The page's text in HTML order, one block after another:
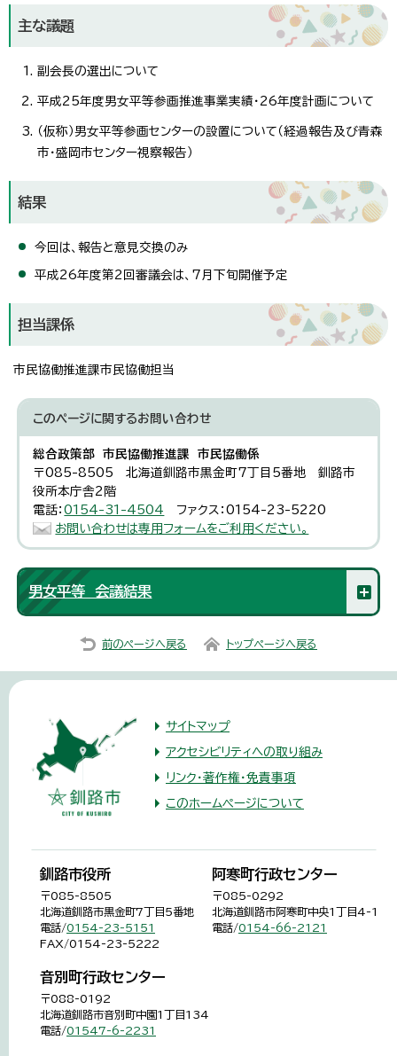
主な議題
副会長の選出について
平成25年度男女平等参画推進事業実績・26年度計画について
（仮称）男女平等参画センターの設置について（経過報告及び青森
市・盛岡市センター視察報告）
結果
今回は、報告と意見交換のみ
平成26年度第2回審議会は、7月下旬開催予定
担当課係
市民協働推進課市民協働担当
このページに関するお問い合わせ
総合政策部 市民協働推進課 市民協働係
〒085-8505 北海道釧路市黒金町7丁目5番地 釧路市
役所本庁舎2階
電話：0154-31-4504
ファクス：0154-23-5220
お問い合わせは専用フォームをご利用ください。
男女平等 会議結果
前のページへ戻る トップページへ戻る
サイトマップ
アクセシビリティへの取り組み
リンク・著作権・免責事項
このホームページについて
釧路市役所
〒085-8505
北海道釧路市黒金町7丁目5番地
電話/0154-23-5151
FAX/0154-23-5222
阿寒町行政センター
〒085-0292
北海道釧路市阿寒町中央1丁目4-1
電話/0154-66-2121
音別町行政センター
〒088-0192
北海道釧路市音別町中園1丁目134
電話/01547-6-2231